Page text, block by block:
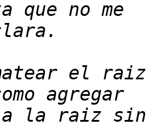
el raiz
a la raiz